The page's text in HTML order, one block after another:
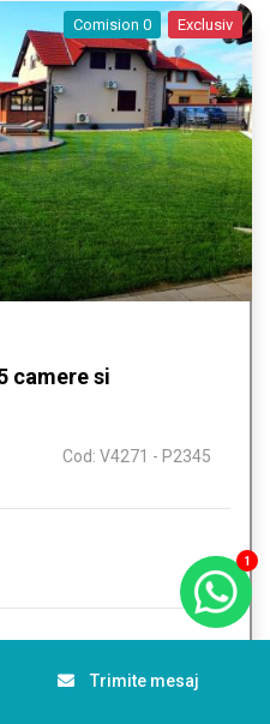
1
Comision 0 Exclusiv
camere si
Cod: V4271 - P2345
Trimite mesaj